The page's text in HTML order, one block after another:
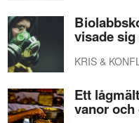
visade
KRIS &
Ett
vanor och